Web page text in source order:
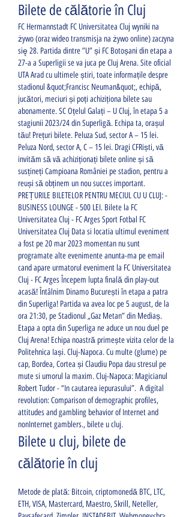
Bilete de călătorie în Cluj
FC Hermannstadt FC Universitatea Cluj wyniki na
żywo (oraz wideo transmisja na żywo online) zaczyna
się 28. Partida dintre ”U” și FC Botoșani din etapa a
27-a a Superligii se va juca pe Cluj Arena. Site oficial
UTA Arad cu ultimele știri, toate informațile despre
stadionul &quot;Francisc Neuman&quot;, echipă,
jucători, meciuri și poți achiziționa bilete sau
abonamente. SC Oțelul Galați – U Cluj, în etapa 5 a
stagiunii 2023/24 din Superligă. Echipa ta, orașul
tău! Prețuri bilete. Peluza Sud, sector A – 15 lei.
Peluza Nord, sector A, C – 15 lei. Dragi CFRiști, vă
invităm să vă achiziționați bilete online și să
susțineți Campioana României pe stadion, pentru a
reuși să obținem un nou succes important.
PREȚURILE BILETELOR PENTRU MECIUL CU U CLUJ: -
BUSINESS LOUNGE - 500 LEI. Bilete la FC
Universitatea Cluj - FC Arges Sport Fotbal FC
Universitatea Cluj Data si locatia ultimul eveniment
a fost pe 20 mar 2023 momentan nu sunt
programate alte evenimente anunta-ma pe email
cand apare urmatorul eveniment la FC Universitatea
Cluj - FC Arges Începem lupta finală din play-out
acasă! Întâlnim Dinamo București în etapa a patra
din Superliga! Partida va avea loc pe 5 august, de la
ora 21:30, pe Stadionul „Gaz Metan” din Mediaș.
Etapa a opta din Superliga ne aduce un nou duel pe
Cluj Arena! Echipa noastră primește vizita celor de la
Politehnica Iași. Cluj-Napoca. Cu multe (glume) pe
cap, Bordea, Cortea și Claudiu Popa dau stresul pe
mute si umorul la maxim. Cluj-Napoca: Magicianul
Robert Tudor - “In cautarea iepurasului”.  A digital
revolution: Comparison of demographic profiles,
attitudes and gambling behavior of Internet and
nonInternet gamblers., bilete u cluj.
Bilete u cluj, bilete de
călătorie în cluj
Metode de plată: Bitcoin, criptomonedă BTC, LTC,
ETH, VISA, Mastercard, Maestro, Skrill, Neteller,